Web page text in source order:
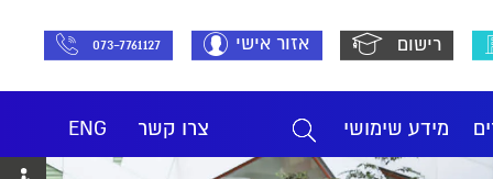
רישום אזור אישי 073-7761127
מידע שימושי ENG צרו קשר